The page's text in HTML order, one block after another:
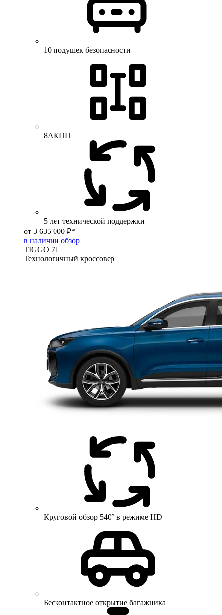
10 подушек безопасности
8АКПП
5 лет технической поддержки
от 3 635 000 ₽*
в наличии обзор
TIGGO 7L
Технологичный кроссовер
Круговой обзор 540° в режиме HD
Бесконтактное открытие багажника